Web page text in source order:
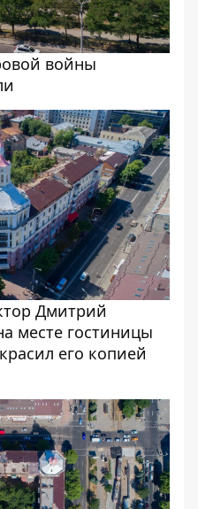
войны
Дмитрий
месте гостиницы
его копией